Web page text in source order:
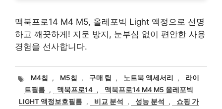
맥북프로14 M4 M5, 올레포빅 Light 액정으로 선명
하고 깨끗하게! 지문 방지, 눈부심 없이 편안한 사용
경험을 선사합니다.
태
그
M4칩 , M5칩 , 구매 팁 , 노트북 액세서리 ,
라이
트필름 , 맥북프로14 ,
맥북프로14 M4 M5 올레포빅
LIGHT 액정보호필름 , 비교 분석 , 성능 분석 ,
쇼핑 가